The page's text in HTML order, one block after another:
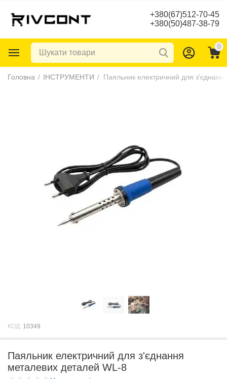
+380(67)512-70-45
+380(50)487-38-79
0
Головна / ІНСТРУМЕНТИ /
КОД: 10349
Паяльник електричний для з'єднання
металевих деталей WL-8